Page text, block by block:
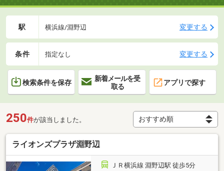
駅 横浜線/淵野辺 変更する
条件 指定なし 変更する
検索条件を保存
新着メールを受
取る
アプリで探す
250件が該当しました。
ライオンズプラザ淵野辺
ＪＲ横浜線 淵野辺駅 徒歩5分